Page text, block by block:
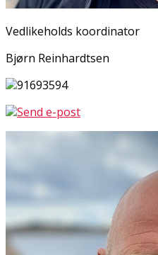
Vedlikeholds koordinator
Bjørn Reinhardtsen
91693594
Send e-post